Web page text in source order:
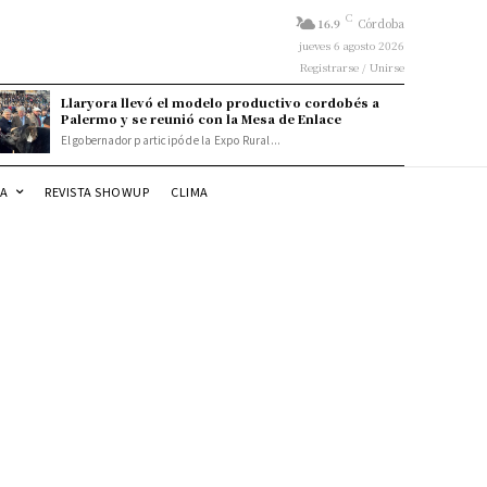
16.9 C Córdoba
jueves 6 agosto 2026
Registrarse / Unirse
Llaryora llevó el modelo productivo cordobés a
Palermo y se reunió con la Mesa de Enlace
El gobernador participó de la Expo Rural...
REVISTA SHOWUP CLIMA